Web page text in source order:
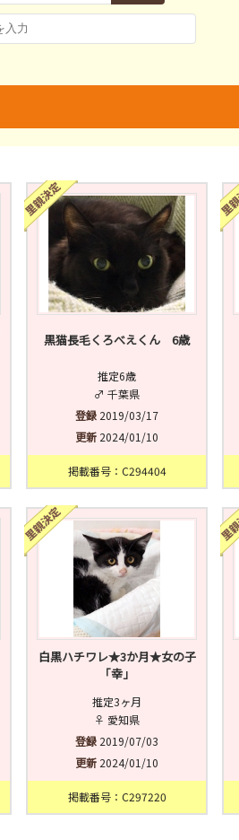
黒猫長毛くろべえくん 6歳
推定6歳
♂ 千葉県
登録 2019/03/17
更新 2024/01/10
掲載番号：C294404
白黒ハチワレ★3か月★女の子
「幸」
推定3ヶ月
♀ 愛知県
登録 2019/07/03
更新 2024/01/10
掲載番号：C297220